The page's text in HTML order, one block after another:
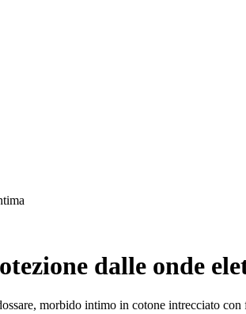
dalle onde
morbido intimo in cotone intrecciato con